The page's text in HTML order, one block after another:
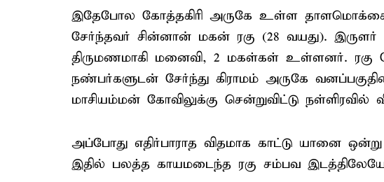
இதேபோல கோத்தகிரி அருகே உள்ள தாளமொக்கை
சேர்ந்தவர் சின்னான் மகன் ரகு (28 வயது). இருளர்
திருமணமாகி மனைவி, 2 மகள்கள் உள்ளனர். ரகு
நண்பர்களுடன் சேர்ந்து கிராமம் அருகே
மாசியம்மன் கோவிலுக்கு சென்றுவிட்டு நள்ளிரவில்
அப்போது எதிர்பாராத விதமாக காட்டு யானை ஒன்று
இதில் பலத்த காயமடைந்த ரகு சம்பவ இடத்திலேயே